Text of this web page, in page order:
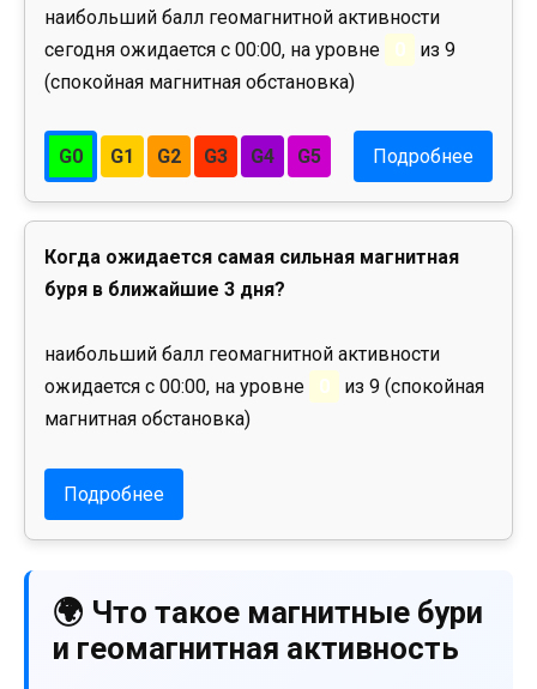
наибольший балл геомагнитной активности
сегодня ожидается с 00:00, на уровне
0
из 9
(спокойная магнитная обстановка)
G0 G1 G2 G3 G4 G5 Подробнее
Когда ожидается самая сильная магнитная
буря в ближайшие 3 дня?
наибольший балл геомагнитной активности
ожидается с 00:00, на уровне
0
из 9 (спокойная
магнитная обстановка)
Подробнее
🌍 Что такое магнитные бури
и геомагнитная активность